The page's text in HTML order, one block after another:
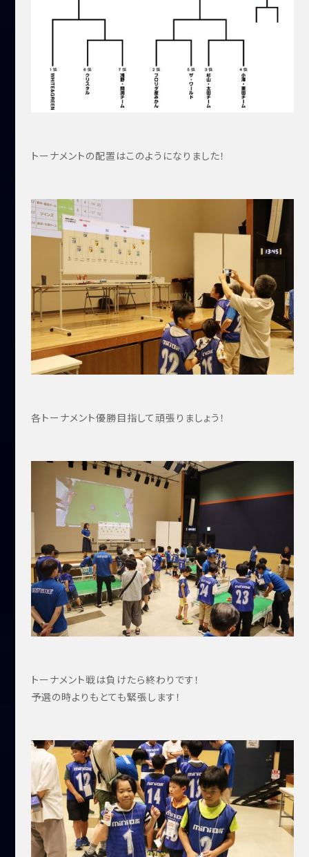
トーナメントの配置はこのようになりました！
各トーナメント優勝目指して頑張りましょう！
トーナメント戦は負けたら終わりです！
予選の時よりもとても緊張します！